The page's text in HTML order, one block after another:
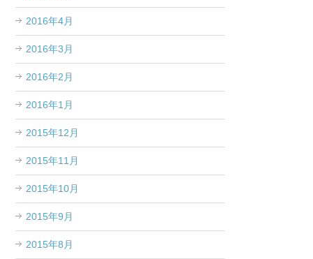
2016年4月
2016年3月
2016年2月
2016年1月
2015年12月
2015年11月
2015年10月
2015年9月
2015年8月